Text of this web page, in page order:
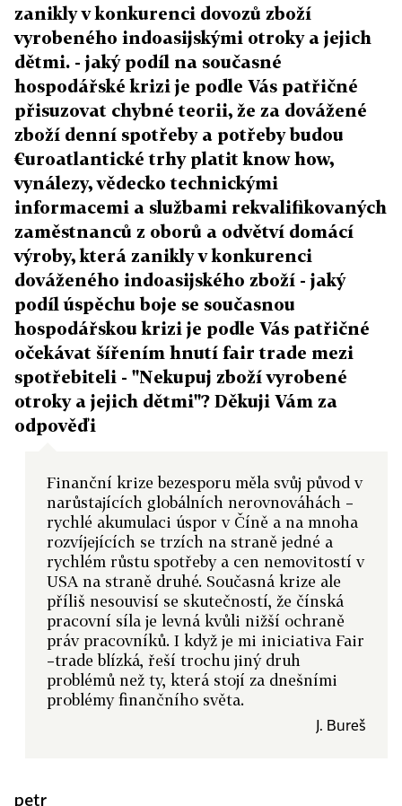
zanikly v konkurenci dovozů zboží
vyrobeného indoasijskými otroky a jejich
dětmi. - jaký podíl na současné
hospodářské krizi je podle Vás patřičné
přisuzovat chybné teorii, že za dovážené
zboží denní spotřeby a potřeby budou
€uroatlantické trhy platit know how,
vynálezy, vědecko technickými
informacemi a službami rekvalifikovaných
zaměstnanců z oborů a odvětví domácí
výroby, která zanikly v konkurenci
dováženého indoasijského zboží - jaký
podíl úspěchu boje se současnou
hospodářskou krizi je podle Vás patřičné
očekávat šířením hnutí fair trade mezi
spotřebiteli - "Nekupuj zboží vyrobené
otroky a jejich dětmi"? Děkuji Vám za
odpověďi
Finanční krize bezesporu měla svůj původ v
narůstajících globálních nerovnováhách –
rychlé akumulaci úspor v Číně a na mnoha
rozvíjejících se trzích na straně jedné a
rychlém růstu spotřeby a cen nemovitostí v
USA na straně druhé. Současná krize ale
příliš nesouvisí se skutečností, že čínská
pracovní síla je levná kvůli nižší ochraně
práv pracovníků. I když je mi iniciativa Fair
–trade blízká, řeší trochu jiný druh
problémů než ty, která stojí za dnešními
problémy finančního světa.
J. Bureš
petr